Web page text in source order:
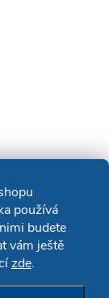
používá
budete
vám ještě
zde.